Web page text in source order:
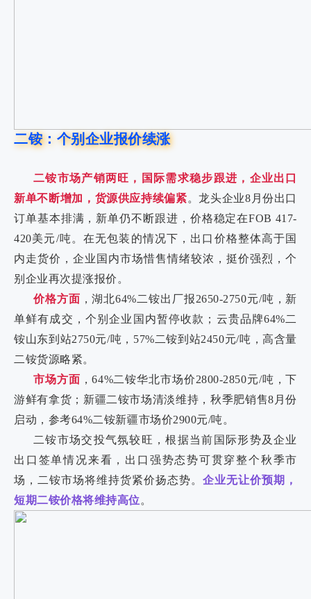
二铵：个别企业报价续涨
二铵市场产销两旺，国际需求稳步跟进，企业出口
新单不断增加，货源供应持续偏紧。龙头企业8月份出口
订单基本排满，新单仍不断跟进，价格稳定在FOB 417-
420美元/吨。在无包装的情况下，出口价格整体高于国
内走货价，企业国内市场惜售情绪较浓，挺价强烈，个
别企业再次提涨报价。
价格方面 ，湖北64%二铵出厂报2650-2750元/吨，新
单鲜有成交，个别企业国内暂停收款；云贵品牌64%二
铵山东到站2750元/吨，57%二铵到站2450元/吨，高含量
二铵货源略紧。
市场方面 ，64%二铵华北市场价2800-2850元/吨，下
游鲜有拿货；新疆二铵市场清淡维持，秋季肥销售8月份
启动，参考64%二铵新疆市场价2900元/吨。
二铵市场交投气氛较旺，根据当前国际形势及企业
出口签单情况来看，出口强势态势可贯穿整个秋季市
场，二铵市场将维持货紧价扬态势。企业无让价预期，
短期二铵价格将维持高位。